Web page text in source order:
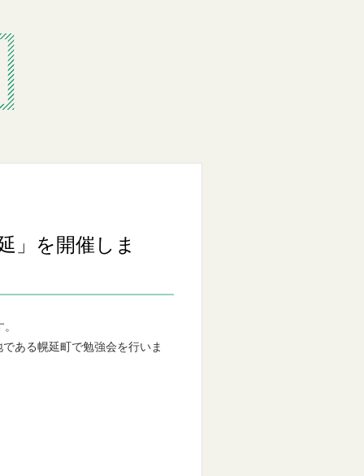
」を開催しま
ある幌延町で勉強会を行いま